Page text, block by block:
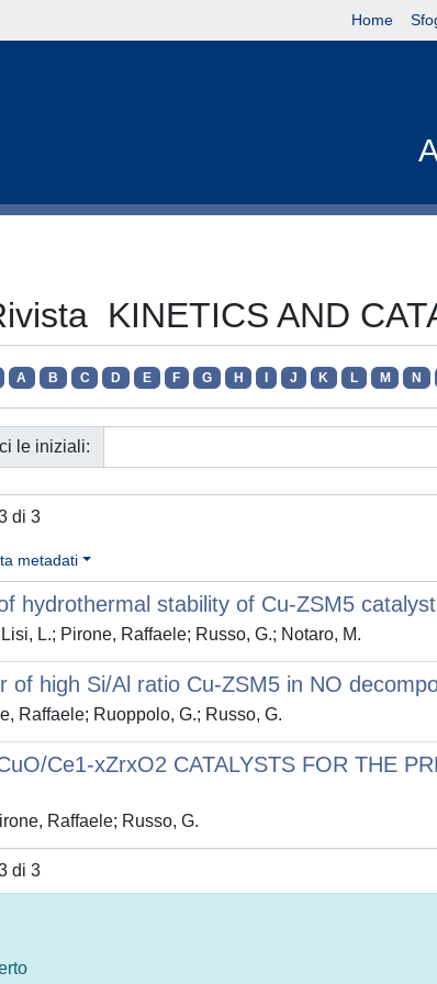
Home
KINETICS AND
A B C D E F G H J K L M N
le iniziali:
di 3
metadati
hydrothermal stability of Cu-ZSM5
L.; Pirone, Raffaele; Russo, G.; Notaro, M.
of high Si/Al ratio Cu-ZSM5 in NO
Raffaele; Ruoppolo, G.; Russo, G.
Ce1-xZrxO2 CATALYSTS FOR THE
Raffaele; Russo, G.
di 3